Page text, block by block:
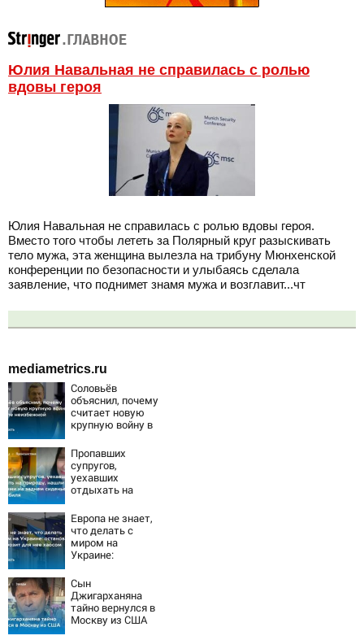
Юлия Навальная не справилась с ролью
вдовы героя
Юлия Навальная не справилась с ролью вдовы героя.
Вместо того чтобы лететь за Полярный круг разыскивать
тело мужа, эта женщина вылезла на трибуну Мюнхенской
конференции по безопасности и улыбаясь сделала
заявление, что поднимет знамя мужа и возглавит...чт
mediametrics.ru
Соловьёв
объяснил, почему
считает новую
крупную войну в
неизбежной
Пропавших
супругов,
уехавших
отдыхать на
мертвыми на
заднем сиденье
автомобиля
Европа не знает,
что делать с
миром на
Украине:
грозит для нее
хаосом
Сын
Джигарханяна
тайно вернулся в
Москву из США